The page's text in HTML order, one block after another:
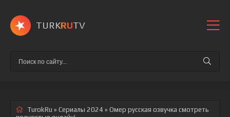
TURKRUTV
TurokRu » Сериалы 2024 » Омер русская озвучка смотреть